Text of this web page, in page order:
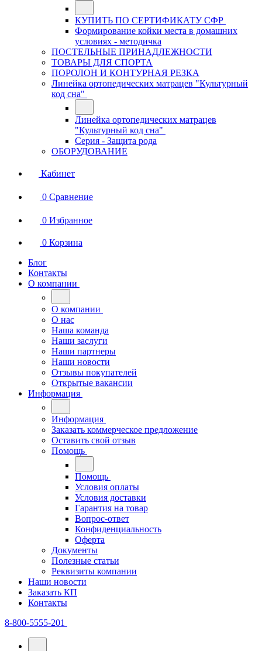
КУПИТЬ ПО СЕРТИФИКАТУ СФР
Формирование койки места в домашних
условиях - методичка
ПОСТЕЛЬНЫЕ ПРИНАДЛЕЖНОСТИ
ТОВАРЫ ДЛЯ СПОРТА
ПОРОЛОН И КОНТУРНАЯ РЕЗКА
Линейка ортопедических матрацев "Культурный
код сна"
Линейка ортопедических матрацев
"Культурный код сна"
Серия - Защита рода
ОБОРУДОВАНИЕ
Кабинет
0 Сравнение
0 Избранное
0 Корзина
Блог
Контакты
О компании
О компании
О нас
Наша команда
Наши заслуги
Наши партнеры
Наши новости
Отзывы покупателей
Открытые вакансии
Информация
Информация
Заказать коммерческое предложение
Оставить свой отзыв
Помощь
Помощь
Условия оплаты
Условия доставки
Гарантия на товар
Вопрос-ответ
Конфиденциальность
Оферта
Документы
Полезные статьи
Реквизиты компании
Наши новости
Заказать КП
Контакты
8-800-5555-201